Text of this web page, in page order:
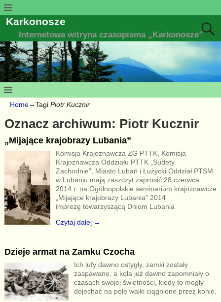
Karkonosze
Internetowa witryna czasopisma „Karkonosze”
Home→Tagi Piotr Kucznir
Oznacz archiwum: Piotr Kucznir
„Mijające krajobrazy Lubania”
Komisja Krajoznawcza ZG PTTK, Komisja
Krajoznawcza Oddziału PTTK „Sudety
Zachodnie”, Miasto Lubań i Łużycki Oddział PTSM
w Lubaniu mają zaszczyt zaprosić 28 czerwca
2014 r. na Ogólnopolskie seminarium krajoznawcze
„Mijające krajobrazy Lubania” 2014
imprezę towarzyszącą Dniom Lubania
Czytaj dalej →
Dzieje armat na Zamku Czocha
Ich lufy dawno ostygły, zamki zostały
zaspawane, a koła już dawno zapomniały o
czasach swojej świetności, kiedy to mogły
dojechać na pole walki ciągnione przez konie.